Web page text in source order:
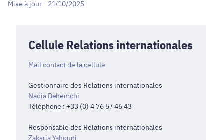
Mise à jour - 21/10/2025
Cellule Relations internationales
Mail contact de la cellule
Gestionnaire des Relations internationales
Nadia Dehemchi
Téléphone : +33 (0) 4 76 57 46 43
Responsable des Relations internationales
Zakaria Yahouni